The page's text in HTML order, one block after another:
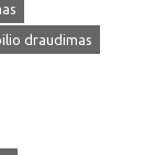
draudimas